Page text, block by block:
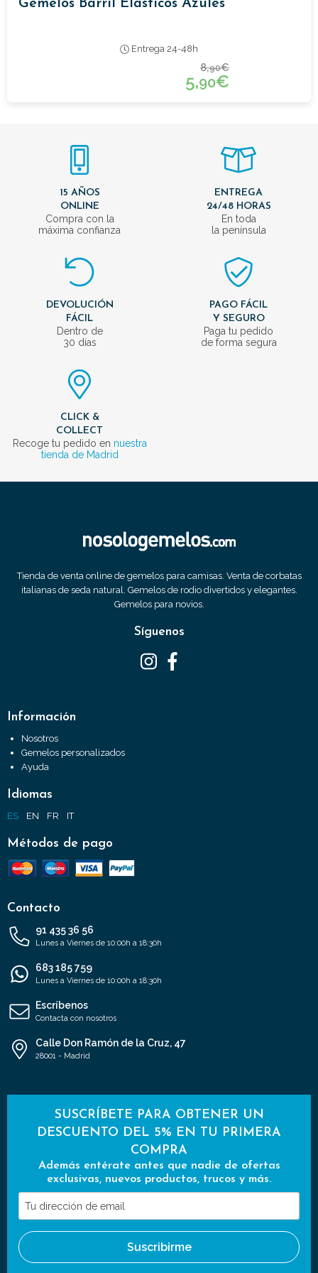
Gemelos Barril Elasticos Azules
Entrega 24-48h
8,90€
5,90€
15 AÑOS
ONLINE
Compra con la
máxima confianza
ENTREGA
24/48 HORAS
En toda
la península
DEVOLUCIÓN
FÁCIL
Dentro de
30 días
PAGO FÁCIL
Y SEGURO
Paga tu pedido
de forma segura
CLICK &
COLLECT
Recoge tu pedido en nuestra
tienda de Madrid
Tienda de venta online de gemelos para camisas. Venta de corbatas
italianas de seda natural. Gemelos de rodio divertidos y elegantes.
Gemelos para novios.
Síguenos
Información
Nosotros
Gemelos personalizados
Ayuda
Idiomas
ES EN FR IT
Métodos de pago
Contacto
91 435 36 56
Lunes a Viernes de 10:00h a 18:30h
683 185 759
Lunes a Viernes de 10:00h a 18:30h
Escríbenos
Contacta con nosotros
Calle Don Ramón de la Cruz, 47
28001 - Madrid
SUSCRÍBETE PARA OBTENER UN
DESCUENTO DEL 5% EN TU PRIMERA
COMPRA
Además entérate antes que nadie de ofertas
exclusivas, nuevos productos, trucos y más.
Tu
dirección
de
email
Suscribirme